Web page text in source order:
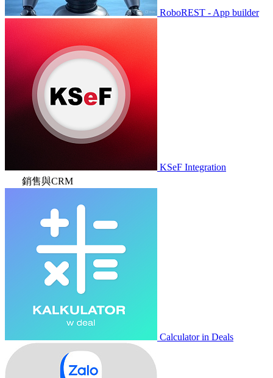
RoboREST - App builder
KSeF Integration
銷售與CRM
Calculator in Deals